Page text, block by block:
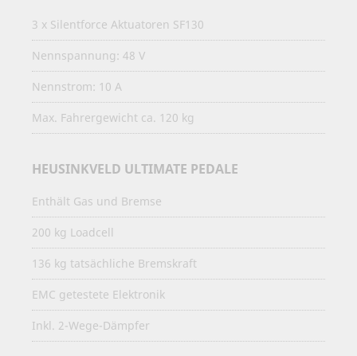
3 x Silentforce Aktuatoren SF130
Nennspannung: 48 V
Nennstrom: 10 A
Max. Fahrergewicht ca. 120 kg
HEUSINKVELD ULTIMATE PEDALE
Enthält Gas und Bremse
200 kg Loadcell
136 kg tatsächliche Bremskraft
EMC getestete Elektronik
Inkl. 2-Wege-Dämpfer